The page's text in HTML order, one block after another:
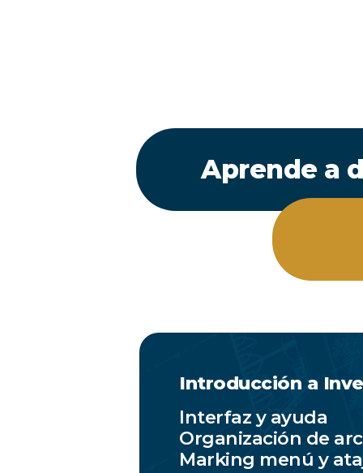
Aprende a
Introducción a
Interfaz y ayuda
Organización de
Marking menú y